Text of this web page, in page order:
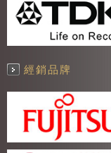
經銷品牌